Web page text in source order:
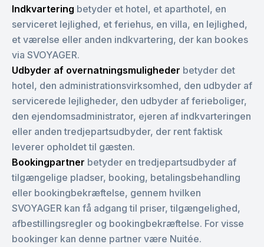
Indkvartering betyder et hotel, et aparthotel, en
serviceret lejlighed, et feriehus, en villa, en lejlighed,
et værelse eller anden indkvartering, der kan bookes
via SVOYAGER.
Udbyder af overnatningsmuligheder betyder det
hotel, den administrationsvirksomhed, den udbyder af
servicerede lejligheder, den udbyder af ferieboliger,
den ejendomsadministrator, ejeren af indkvarteringen
eller anden tredjepartsudbyder, der rent faktisk
leverer opholdet til gæsten.
Bookingpartner betyder en tredjepartsudbyder af
tilgængelige pladser, booking, betalingsbehandling
eller bookingbekræftelse, gennem hvilken
SVOYAGER kan få adgang til priser, tilgængelighed,
afbestillingsregler og bookingbekræftelse. For visse
bookinger kan denne partner være Nuitée.